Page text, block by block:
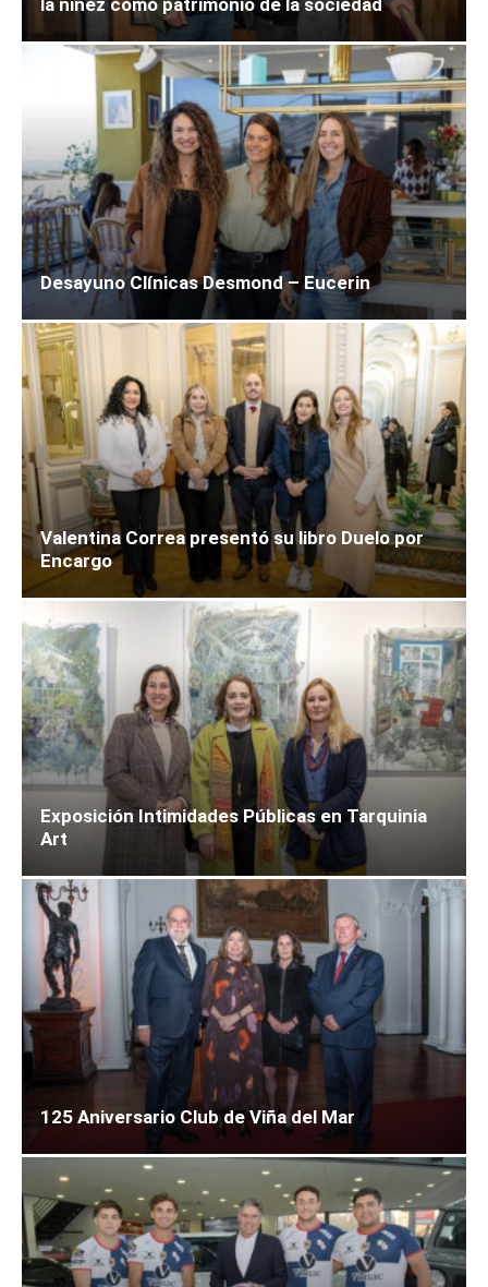
Desayuno Clínicas Desmond – Eucerin
Valentina Correa presentó su libro Duelo por
Encargo
Exposición Intimidades Públicas en Tarquinia
Art
125 Aniversario Club de Viña del Mar